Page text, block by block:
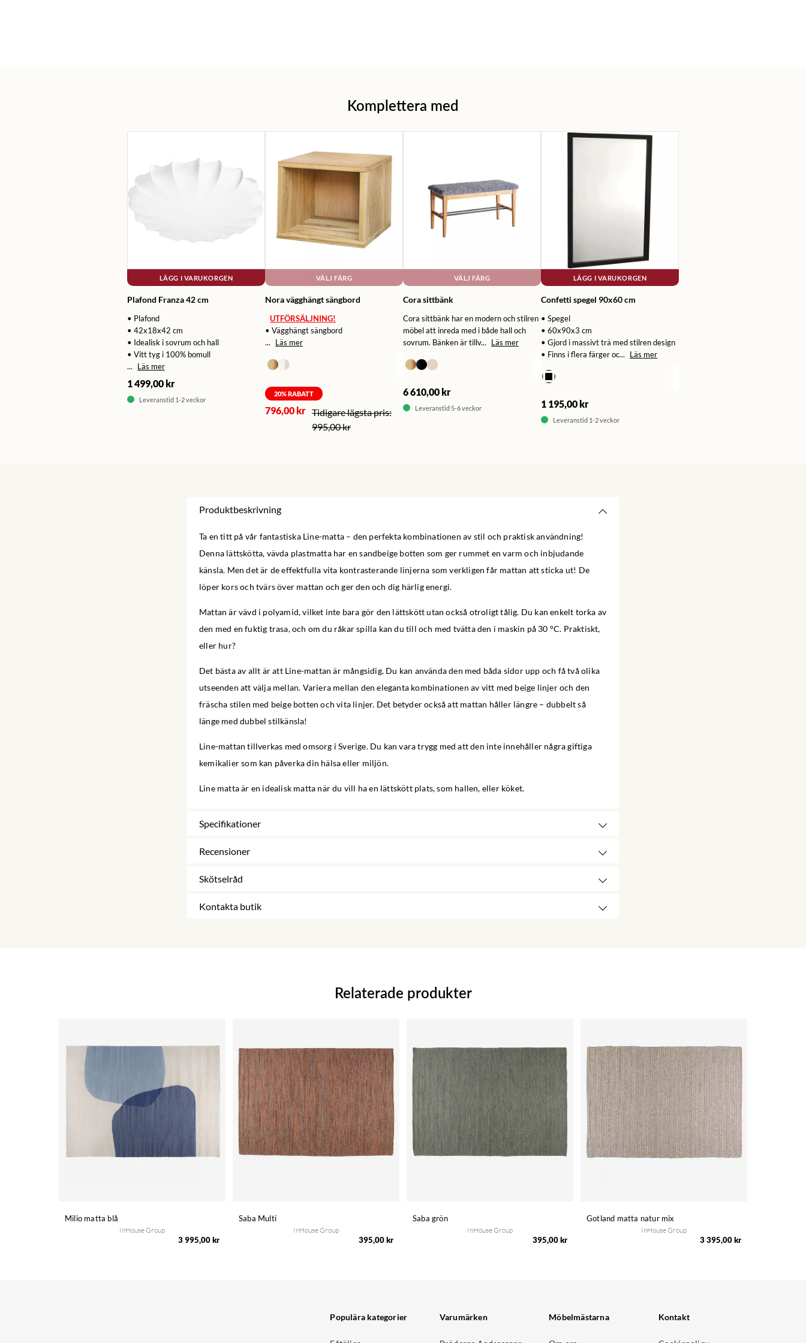
Komplettera med
LÄGG I VARUKORGEN
Plafond Franza 42 cm
• Plafond
• 42x18x42 cm
• Idealisk i sovrum och hall
• Vitt tyg i 100% bomull
...
Läs mer
1 499,00 kr
Leveranstid 1-2 veckor
VÄLJ FÄRG
Nora vägghängt sängbord
UTFÖRSÄLJNING!
• Vägghängt sängbord
...
Läs mer
20% RABATT
796,00 kr
995,00 kr
VÄLJ FÄRG
Cora sittbänk
Cora sittbänk har en modern och stilren
möbel att inreda med i både hall och
sovrum. Bänken är tillv...
Läs mer
6 610,00 kr
Leveranstid 5-6 veckor
LÄGG I VARUKORGEN
Confetti spegel 90x60 cm
• Spegel
• 60x90x3 cm
• Gjord i massivt trä med stilren design
• Finns i flera färger oc...
Läs mer
1 195,00 kr
Leveranstid 1-2 veckor
Produktbeskrivning
Ta en titt på vår fantastiska Line-matta – den perfekta kombinationen av stil och praktisk användning!
Denna lättskötta, vävda plastmatta har en sandbeige botten som ger rummet en varm och inbjudande
känsla. Men det är de effektfulla vita kontrasterande linjerna som verkligen får mattan att sticka ut! De
löper kors och tvärs över mattan och ger den och dig härlig energi.
Mattan är vävd i polyamid, vilket inte bara gör den lättskött utan också otroligt tålig. Du kan enkelt torka av
den med en fuktig trasa, och om du råkar spilla kan du till och med tvätta den i maskin på 30 °C. Praktiskt,
eller hur?
Det bästa av allt är att Line-mattan är mångsidig. Du kan använda den med båda sidor upp och få två olika
utseenden att välja mellan. Variera mellan den eleganta kombinationen av vitt med beige linjer och den
fräscha stilen med beige botten och vita linjer. Det betyder också att mattan håller längre – dubbelt så
länge med dubbel stilkänsla!
Line-mattan tillverkas med omsorg i Sverige. Du kan vara trygg med att den inte innehåller några giftiga
kemikalier som kan påverka din hälsa eller miljön.
Line matta är en idealisk matta när du vill ha en lättskött plats, som hallen, eller köket.
Specifikationer
Recensioner
Skötselråd
Kontakta butik
Relaterade produkter
Milio matta blå
InHouse Group
3 995,00 kr
Saba Multi
InHouse Group
395,00 kr
Saba grön
InHouse Group
395,00 kr
Gotland matta natur mix
InHouse Group
3 395,00 kr
Populära kategorier Varumärken Möbelmästarna Kontakt